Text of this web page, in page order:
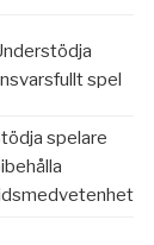
spel
spelare